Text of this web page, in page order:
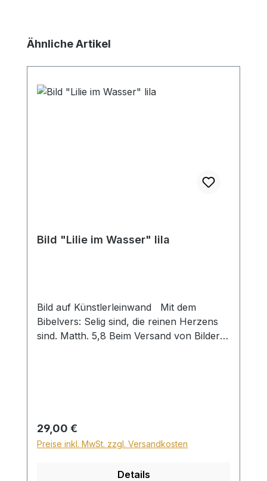
Produktgalerie überspringen
Ähnliche Artikel
Bild "Lilie im Wasser" lila
Bild auf Künstlerleinwand Mit dem
Bibelvers: Selig sind, die reinen Herzens
sind. Matth. 5,8 Beim Versand von Bildern
Sperrgutzuschlag 30€.
Regulärer Preis:
29,00 €
Preise inkl. MwSt. zzgl. Versandkosten
Details